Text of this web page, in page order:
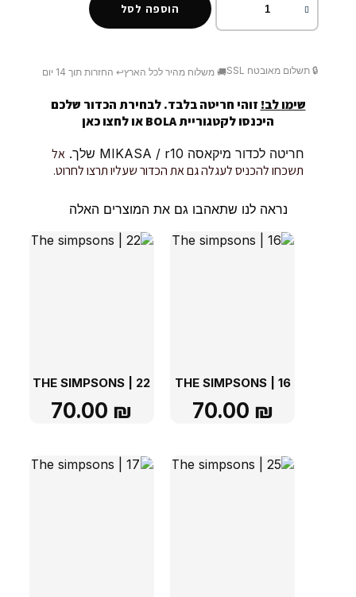
הוספה לסל
🔒 תשלום מאובטח SSL 🚚 משלוח מהיר לכל הארץ↩️ החזרות תוך 14 יום
שימו לב! זוהי חריטה בלבד. לבחירת הכדור שלכם
היכנסו לקטגוריית BOLA או
לחצו כאן
חריטה לכדור מיקאסה MIKASA / r10 שלך.
אל
תשכחו להכניס לעגלה גם את הכדור שעליו תרצו לחרוט.
נראה לנו שתאהבו גם את המוצרים האלה
THE SIMPSONS | 16
70.00 ₪
THE SIMPSONS | 22
70.00 ₪